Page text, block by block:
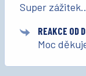
Super
REAKCE OD
Moc